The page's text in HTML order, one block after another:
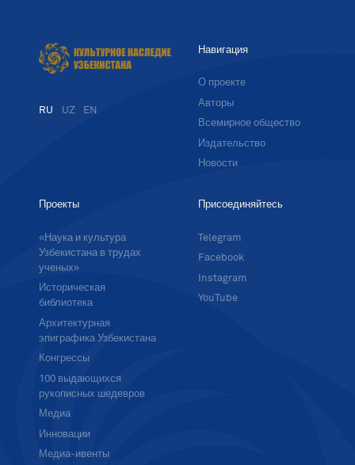
RU UZ EN
Навигация
О проекте
Авторы
Всемирное общество
Издательство
Новости
Проекты
«Наука и культура
Узбекистана в трудах
ученых»
Историческая
библиотека
Архитектурная
эпиграфика Узбекистана
Конгрессы
100 выдающихся
рукописных шедевров
Медиа
Инновации
Медиа-ивенты
Присоединяйтесь
Telegram
Facebook
Instagram
YouTube